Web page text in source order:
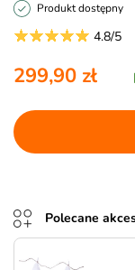
Produkt dostępny
4.8/5
299,90 zł
Polecane